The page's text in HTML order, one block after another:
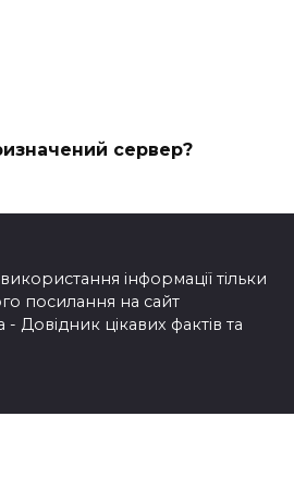
сервер?
інформації тільки
посилання на сайт
Довідник цікавих фактів та